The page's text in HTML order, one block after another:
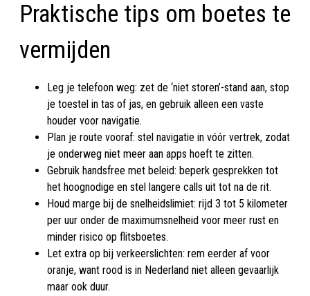
Praktische tips om boetes te
vermijden
Leg je telefoon weg: zet de ‘niet storen’-stand aan, stop
je toestel in tas of jas, en gebruik alleen een vaste
houder voor navigatie.
Plan je route vooraf: stel navigatie in vóór vertrek, zodat
je onderweg niet meer aan apps hoeft te zitten.
Gebruik handsfree met beleid: beperk gesprekken tot
het hoognodige en stel langere calls uit tot na de rit.
Houd marge bij de snelheidslimiet: rijd 3 tot 5 kilometer
per uur onder de maximumsnelheid voor meer rust en
minder risico op flitsboetes.
Let extra op bij verkeerslichten: rem eerder af voor
oranje, want rood is in Nederland niet alleen gevaarlijk
maar ook duur.